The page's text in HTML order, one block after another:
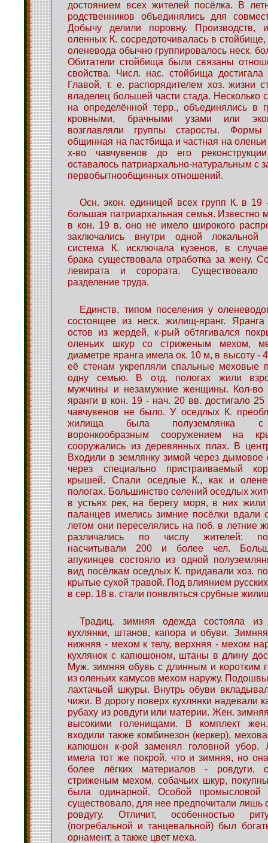
достоянием всех жителей посёлка. В
родственников объединялись для
Добычу делили поровну. Производств,
оленных К. сосредоточивалась в стойбище,
оленевода обычно группировалось неск.
Обитатели стойбища были связаны
свойства. Числ. нас. стойбища
Главой, т. е. распорядителем хоз. жизни
владелец большей части стада. Несколько
на определённой терр., объединялись в
кровными, брачными узами или
возглавляли группы старосты. Формы
общинная на пастбища и частная на
х-во чавчувенов до его
оставалось патриархально-натуральным с
первобытнообщинных отношений.
Осн. экон. единицей всех групп К. в
большая патриархальная семья. Известно
в кон. 19 в. оно не имело широкого
заключались внутри одной локальной
система К. исключала кузенов, в случае
брака существовала отработка за жену.
левирата и сорората. Существовало
разделение труда.
Единств, типом поселения у
состоящее из неск. жилищ-яранг.
остов из жердей, к-рый обтягивался
оленьих шкур со стриженым мехом,
диаметре яранга имела ок. 10 м, в высоту -
её стенам укрепляли спальные меховые
одну семью. В отд. пологах жили
мужчины и незамужние женщины. Кол-во
яранги в кон. 19 - нач. 20 вв. достигало 25
чавчувенов не было. У оседлых К.
жилища была полуземлянка с
воронкообразным сооружением на
сооружались из деревянных плах. В
Входили в землянку зимой через дымовое
через специально пристраиваемый
крышей. Спали оседлые К., как и
пологах. Большинство селений оседлых
в устьях рек, на берегу моря, в них
паланцев имелись зимние посёлки вдали
летом они переселялись на поб. в летние
различались по числу жителей:
насчитывали 200 и более чел.
апукинцев состояло из одной
вид посёлкам оседлых К. придавали хоз.
крытые сухой травой. Под влиянием
в сер. 18 в. стали появляться срубные
Традиц. зимняя одежда состояла из
кухлянки, штанов, капора и обуви.
нижняя - мехом к телу, верхняя - мехом
кухлянок с капюшоном, штаны в длину
Муж. зимняя обувь с длинным и коротким
из оленьих камусов мехом наружу.
лахтачьей шкуры. Внутрь обуви
чижи. В дорогу поверх кухлянки надевали
рубаху из ровдуги или материи. Жен.
высокими голенищами. В комплект
входили также комбинезон (керкер),
капюшон к-рой заменял головной убор.
имела тот же покрой, что и зимняя, но она
более лёгких материалов - ровдуги,
стриженым мехом, собачьих шкур,
была одинарной. Особой
существовало, для нее предпочитали лишь
ровдугу. Отличит, особенностью
(погребальной и танцевальной) был
орнамент, а также цвет меха.